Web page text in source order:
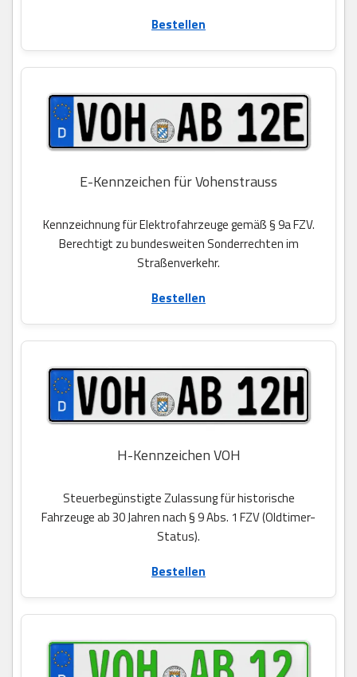
Bestellen
E-Kennzeichen für Vohenstrauss
Kennzeichnung für Elektrofahrzeuge gemäß § 9a FZV.
Berechtigt zu bundesweiten Sonderrechten im
Straßenverkehr.
Bestellen
H-Kennzeichen VOH
Steuerbegünstigte Zulassung für historische
Fahrzeuge ab 30 Jahren nach § 9 Abs. 1 FZV (Oldtimer-
Status).
Bestellen